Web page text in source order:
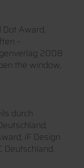
Award,
–
2008
the window,
durch
iF Design
Deutschland,